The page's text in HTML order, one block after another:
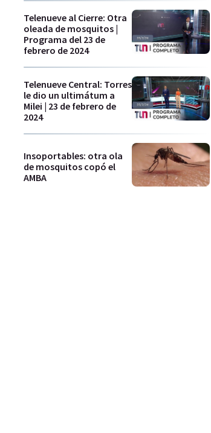
Telenueve al Cierre: Otra
oleada de mosquitos |
Programa del 23 de
febrero de 2024
Telenueve Central: Torres
le dio un ultimátum a
Milei | 23 de febrero de
2024
Insoportables: otra ola
de mosquitos copó el
AMBA